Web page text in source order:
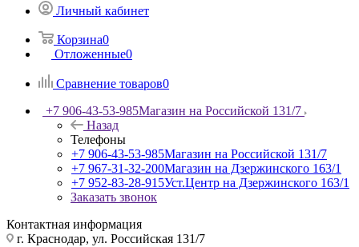
Личный кабинет
Корзина0
Отложенные0
Сравнение товаров0
+7 906-43-53-985Магазин на Российской 131/7
Назад
Телефоны
+7 906-43-53-985Магазин на Российской 131/7
+7 967-31-32-200Магазин на Дзержинского 163/1
+7 952-83-28-915Уст.Центр на Дзержинского 163/1
Заказать звонок
Контактная информация
г. Краснодар, ул. Российская 131/7